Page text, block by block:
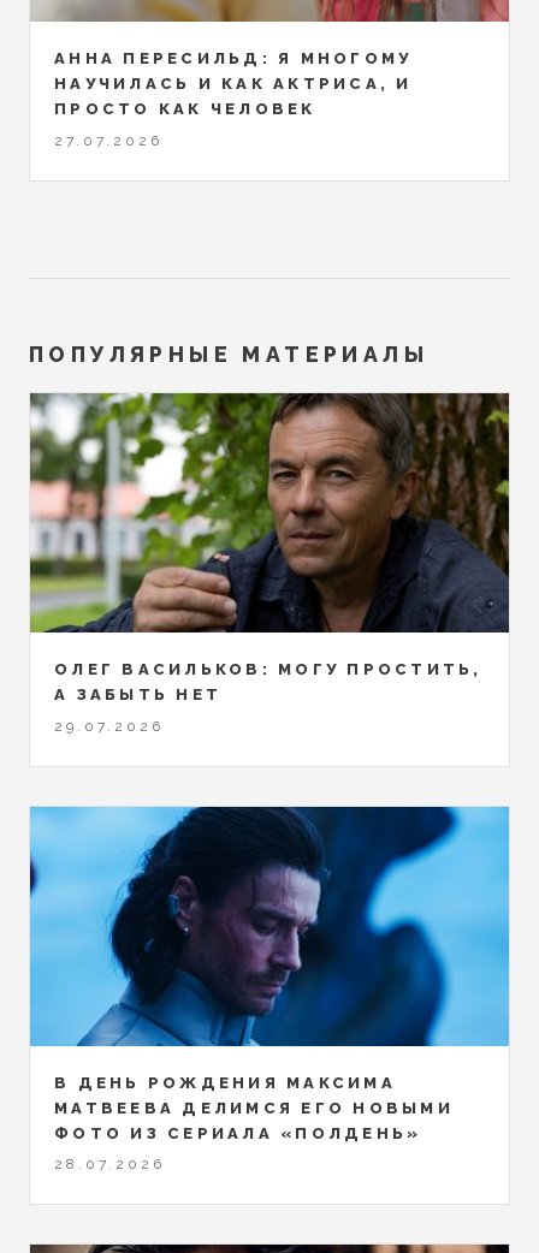
АННА ПЕРЕСИЛЬД: Я МНОГОМУ
НАУЧИЛАСЬ И КАК АКТРИСА, И
ПРОСТО КАК ЧЕЛОВЕК
27.07.2026
ПОПУЛЯРНЫЕ МАТЕРИАЛЫ
ОЛЕГ ВАСИЛЬКОВ: МОГУ ПРОСТИТЬ,
А ЗАБЫТЬ НЕТ
29.07.2026
В ДЕНЬ РОЖДЕНИЯ МАКСИМА
МАТВЕЕВА ДЕЛИМСЯ ЕГО НОВЫМИ
ФОТО ИЗ СЕРИАЛА «ПОЛДЕНЬ»
28.07.2026